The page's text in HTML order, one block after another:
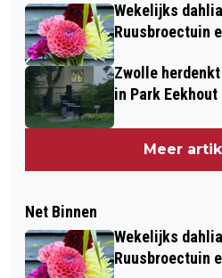
Wekelijks
Ruusbroectuin
Zwolle
in Park Eekhout
Meer
Net Binnen
Wekelijks
Ruusbroectuin